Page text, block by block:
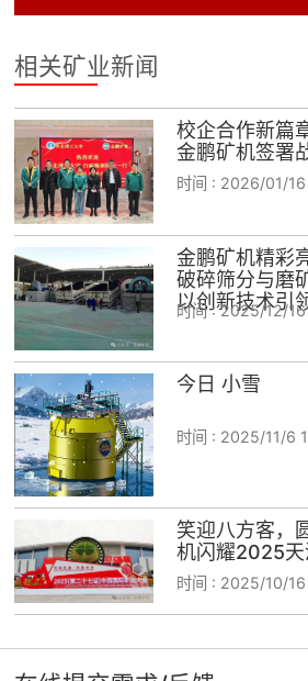
相关矿业新闻
校企合作新篇
金鹏矿机签署
时间 : 2026/01/
金鹏矿机精彩
破碎筛分与磨
以创新技术引
时间 :2025/12/
今日 小雪
时间 : 2025/11/6
笑迎八方客
机闪耀2025天
时间 : 2025/10/